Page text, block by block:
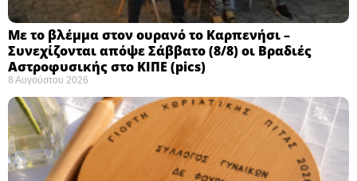
Με το βλέμμα στον ουρανό το Καρπενήσι –
Συνεχίζονται απόψε Σάββατο (8/8) οι Βραδιές
Αστροφυσικής στο ΚΙΠΕ (pics)
8 Αυγούστου 2026